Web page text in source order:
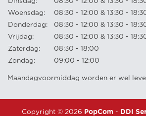
Woensdag:
08:30 - 12:00 & 13:30 -
Donderdag:
08:30 - 12:00 & 13:30 -
Vrijdag:
08:30 - 12:00 & 13:30 -
Zaterdag:
08:30 - 18:00
Zondag:
09:00 - 12:00
Maandagvoormiddag worden er wel
Copyright © 2026 PopCom - DDI